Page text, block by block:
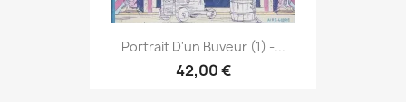
Portrait D'un Buveur (1) -...
42,00 €